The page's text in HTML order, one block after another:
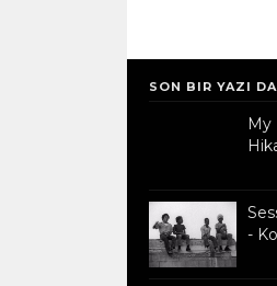
SON BIR YAZI
My
-